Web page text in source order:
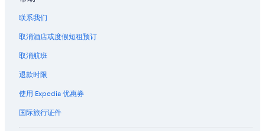
联系我们
取消酒店或度假短租预订
取消航班
退款时限
使用 Expedia 优惠券
国际旅行证件